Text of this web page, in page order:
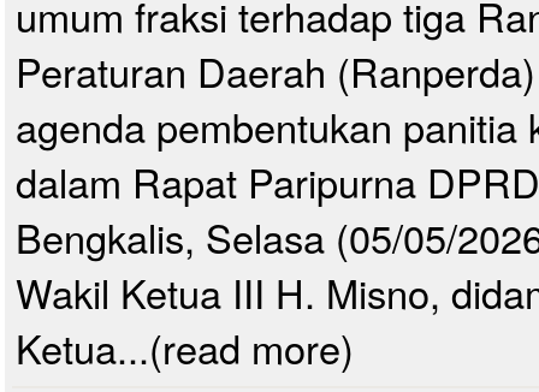
umum fraksi terhadap tiga
Peraturan Daerah
agenda pembentukan panitia
dalam Rapat Paripurna
Bengkalis, Selasa (05/05/
Wakil Ketua III H. Misno,
Ketua...(read more)